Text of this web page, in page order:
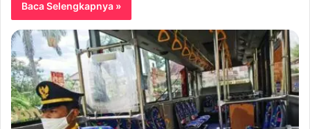
Baca Selengkapnya »